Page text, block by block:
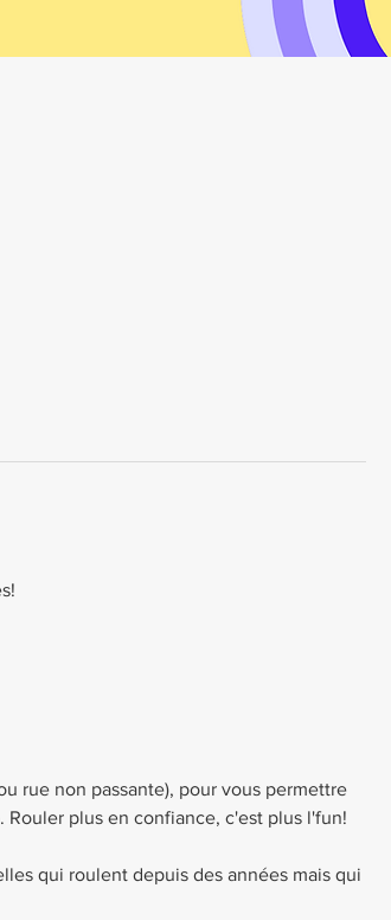
rue non passante), pour vous permettre
plus en confiance, c'est plus l'fun!
qui roulent depuis des années mais qui